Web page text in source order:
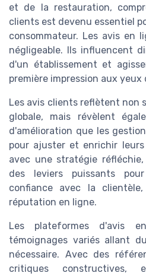
et de la restauration,
clients est devenu essentiel
consommateur. Les avis en
négligeable. Ils influencent
d'un établissement et
première impression aux
Les avis clients reflètent non
globale, mais révèlent
d'amélioration que les
pour ajuster et enrichir leurs
avec une stratégie
des leviers puissants
confiance avec la
réputation en ligne.
Les plateformes d'avis
témoignages variés allant
nécessaire. Avec des
critiques constructives,